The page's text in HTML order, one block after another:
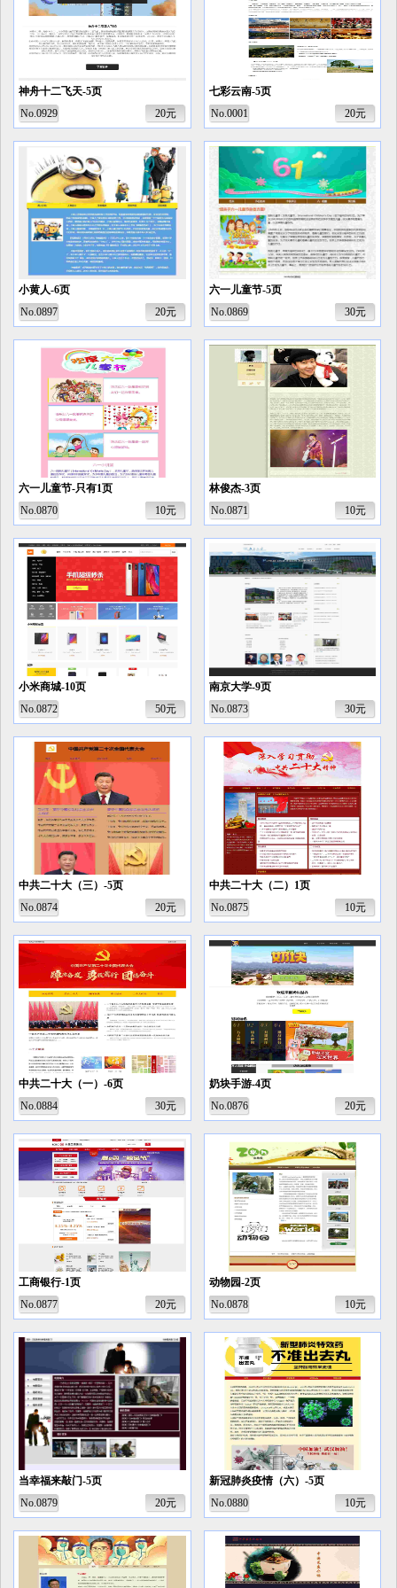
神舟十二飞天-5页
No.0929
20元
七彩云南-5页
No.0001
20元
小黄人-6页
No.0897
20元
六一儿童节-5页
No.0869
30元
六一儿童节-只有1页
No.0870
10元
林俊杰-3页
No.0871
10元
小米商城-10页
No.0872
50元
南京大学-9页
No.0873
30元
中共二十大（三）-5页
No.0874
20元
中共二十大（二）1页
No.0875
10元
中共二十大（一）-6页
No.0884
30元
奶块手游-4页
No.0876
20元
工商银行-1页
No.0877
20元
动物园-2页
No.0878
10元
当幸福来敲门-5页
No.0879
20元
新冠肺炎疫情（六）-5页
No.0880
10元